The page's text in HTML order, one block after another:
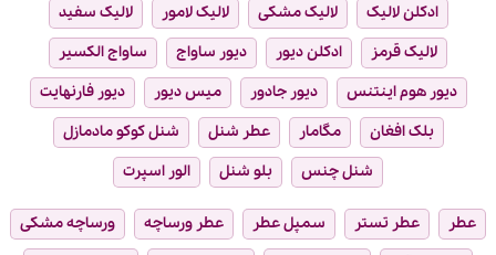
ادکلن لالیک
لالیک مشکی لالیک لامور
لالیک سفید
لالیک قرمز
ادکلن دیور دیور ساواج
ساواج الکسیر
دیور هوم اینتنس
دیور جادور میس دیور
دیور فارنهایت
بلک افغان
مگامار عطر شنل
شنل کوکو مادمازل
شنل چنس
بلو شنل الور اسپرت
عطر عطر تستر سمپل عطر عطر ورساچه
ورساچه مشکی